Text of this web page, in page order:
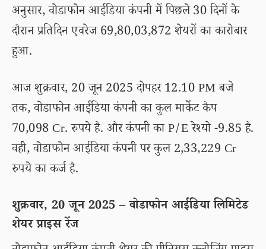
अनुसार, वोडाफोन आईडिया कंपनी में पिछले 30 दिनों के
दौरान प्रतिदिन एवरेज 69,80,03,872 शेयरों का कारोबार
हुआ.
आज शुक्रवार, 20 जून 2025 दोपहर 12.10 PM बजे
तक, वोडाफोन आईडिया कंपनी का कुल मार्केट कैप
70,098 Cr. रुपये है. और कंपनी का P/E रेश्यो -9.85 है.
वही, वोडाफोन आईडिया कंपनी पर कुल 2,33,229 Cr
रुपये का कर्ज है.
शुक्रवार, 20 जून 2025 – वोडाफोन आईडिया लिमिटेड
शेयर प्राइस रेंज